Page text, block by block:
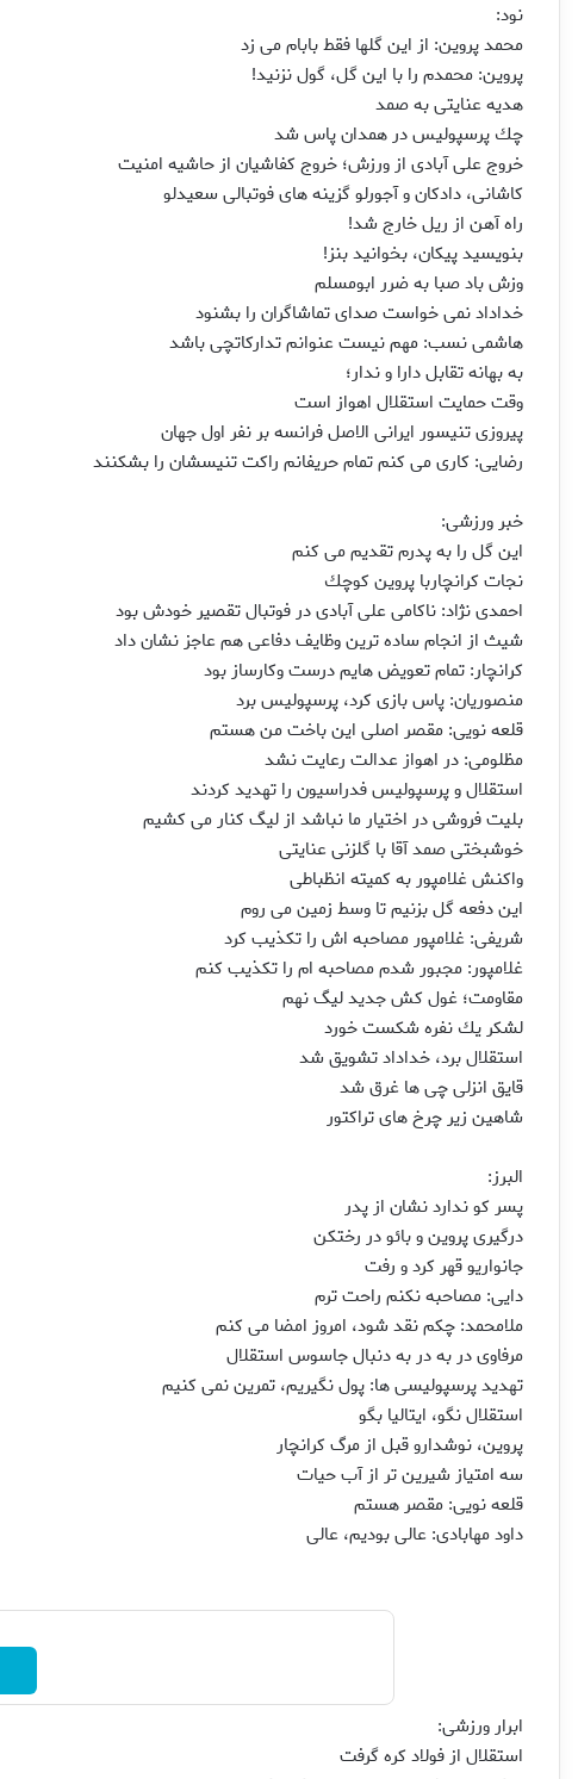
نود:
محمد پروین: از این گلها فقط بابام می زد
پروین: محمدم را با این گل، گول نزنید!
هدیه عنایتی به صمد
چك پرسپولیس در همدان پاس شد
خروج علی آبادی از ورزش؛ خروج كفاشیان از حاشیه امنیت
كاشانی، دادكان و آجورلو گزینه های فوتبالی سعیدلو
راه آهن از ریل خارج شد!
بنویسید پیكان، بخوانید بنز!
وزش باد صبا به ضرر ابومسلم
خداداد نمی خواست صدای تماشاگران را بشنود
هاشمی نسب: مهم نیست عنوانم تداركاتچی باشد
به بهانه تقابل دارا و ندار؛
وقت حمایت استقلال اهواز است
پیروزی تنیسور ایرانی الاصل فرانسه بر نفر اول جهان
رضایی: كاری می كنم تمام حریفانم راكت تنیسشان را بشكنند
خبر ورزشی:
این گل را به پدرم تقدیم می كنم
نجات كرانچاربا پروین كوچك
احمدی نژاد: ناكامی علی آبادی در فوتبال تقصیر خودش بود
شیث از انجام ساده ترین وظایف دفاعی هم عاجز نشان داد
كرانچار: تمام تعویض هایم درست وكارساز بود
منصوریان: پاس بازی كرد، پرسپولیس برد
قلعه نویی: مقصر اصلی این باخت من هستم
مظلومی: در اهواز عدالت رعایت نشد
استقلال و پرسپولیس فدراسیون را تهدید كردند
بلیت فروشی در اختیار ما نباشد از لیگ كنار می كشیم
خوشبختی صمد آقا با گلزنی عنایتی
واكنش غلامپور به كمیته انظباطی
این دفعه گل بزنیم تا وسط زمین می روم
شریفی: غلامپور مصاحبه اش را تكذیب كرد
غلامپور: مجبور شدم مصاحبه ام را تكذیب كنم
مقاومت؛ غول كش جدید لیگ نهم
لشكر یك نفره شكست خورد
استقلال برد، خداداد تشویق شد
قایق انزلی چی ها غرق شد
شاهین زیر چرخ های تراكتور
البرز:
پسر كو ندارد نشان از پدر
درگیری پروین و بائو در رختكن
جانواریو قهر كرد و رفت
دایی: مصاحبه نكنم راحت ترم
ملامحمد: چكم نقد شود، امروز امضا می كنم
مرفاوی در به در به دنبال جاسوس استقلال
تهدید پرسپولیسی ها: پول نگیریم، تمرین نمی كنیم
استقلال نگو، ایتالیا بگو
پروین، نوشدارو قبل از مرگ كرانچار
سه امتیاز شیرین تر از آب حیات
قلعه نویی: مقصر هستم
داود مهابادی: عالی بودیم، عالی
ابرار ورزشی:
استقلال از فولاد كره گرفت